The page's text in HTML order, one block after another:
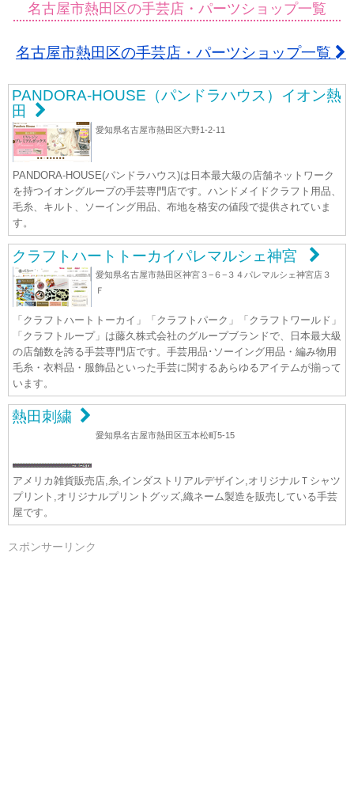
名古屋市熱田区の手芸店・パーツショップ一覧
名古屋市熱田区の手芸店・パーツショップ一覧
PANDORA-HOUSE（パンドラハウス）イオン熱
田
愛知県名古屋市熱田区六野1-2-11
PANDORA-HOUSE(パンドラハウス)は日本最大級の店舗ネットワーク
を持つイオングループの手芸専門店です。ハンドメイドクラフト用品、
毛糸、キルト、ソーイング用品、布地を格安の値段で提供されていま
す。
クラフトハートトーカイパレマルシェ神宮
愛知県名古屋市熱田区神宮３−６−３４パレマルシェ神宮店３
Ｆ
「クラフトハートトーカイ」「クラフトパーク」「クラフトワールド」
「クラフトループ」は藤久株式会社のグループブランドで、日本最大級
の店舗数を誇る手芸専門店です。手芸用品･ソーイング用品・編み物用
毛糸・衣料品・服飾品といった手芸に関するあらゆるアイテムが揃って
います。
熱田刺繍
愛知県名古屋市熱田区五本松町5-15
アメリカ雑貨販売店,糸,インダストリアルデザイン,オリジナルＴシャツ
プリント,オリジナルプリントグッズ,織ネーム製造を販売している手芸
屋です。
スポンサーリンク